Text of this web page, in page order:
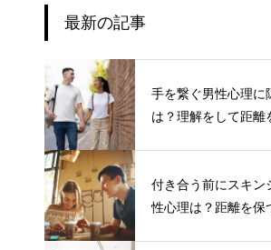
最新の記事
手を繋ぐ男性心理に
は？理解をして距離
付き合う前にスキン
性心理は？距離を保